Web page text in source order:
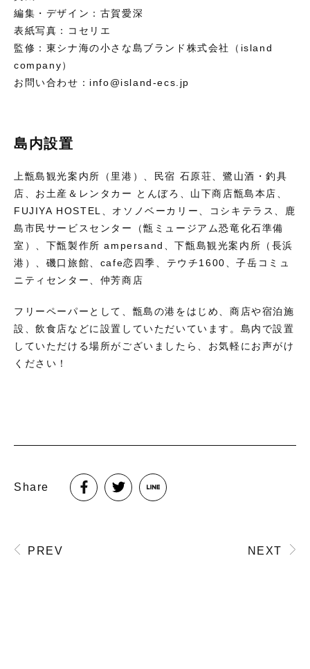
編集・デザイン：古賀愛深
表紙写真：コセリエ
監修：東シナ海の小さな島ブランド株式会社（island
company）
お問い合わせ：info@island-ecs.jp
島内設置
上甑島観光案内所（里港）、民宿 石原荘、鷺山酒・釣具
店、お土産＆レンタカー とんぼろ、山下商店甑島本店、
FUJIYA HOSTEL、オソノベーカリー、コシキテラス、鹿
島市民サービスセンター（甑ミュージアム恐竜化石準備
室）、下甑製作所 ampersand、下甑島観光案内所（長浜
港）、磯口旅館、cafe恋四季、テウチ1600、子岳コミュ
ニティセンター、仲芳商店
フリーペーパーとして、甑島の港をはじめ、商店や宿泊施
設、飲食店などに設置していただいています。島内で設置
していただける場所がございましたら、お気軽にお声がけ
ください！
Share
PREV NEXT